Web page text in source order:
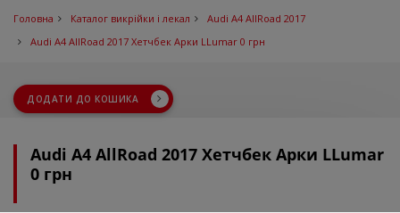
Головна Каталог викрійки і лекал
Audi A4 AllRoad 2017
Audi A4 AllRoad 2017 Хетчбек Арки LLumar 0 грн
ДОДАТИ ДО КОШИКА
Audi A4 AllRoad 2017 Хетчбек Арки LLumar
0 грн